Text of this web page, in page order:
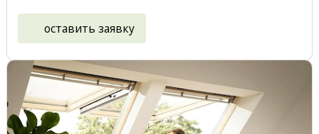
оставить заявку